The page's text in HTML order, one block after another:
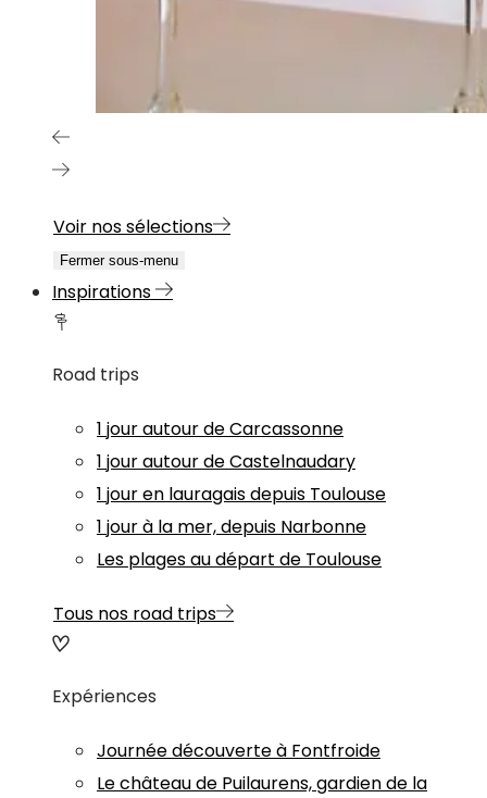
Voir nos sélections
Fermer sous-menu
Inspirations
Road trips
1 jour autour de Carcassonne
1 jour autour de Castelnaudary
1 jour en lauragais depuis Toulouse
1 jour à la mer, depuis Narbonne
Les plages au départ de Toulouse
Tous nos road trips
Expériences
Journée découverte à Fontfroide
Le château de Puilaurens, gardien de la